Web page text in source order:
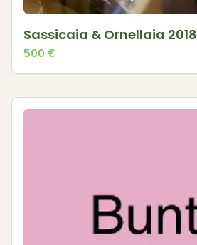
Sassicaia & Ornellaia 2018
500 €